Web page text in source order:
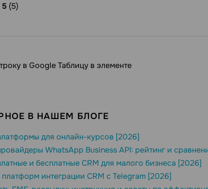
5 (5)
в Google Таблицу в элементе
В НАШЕМ БЛОГЕ
для онлайн-курсов [2026]
WhatsApp Business API: рейтинг и
и бесплатные CRM для малого бизнеса [2026]
интеграции CRM с Telegram [2026]